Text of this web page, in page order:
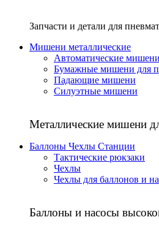
Запчасти и детали для
Мишени металлические
Автоматические мишени
Бумажные мишени для
Падающие мишени
Силуэтные мишени
Металлические мишени
Баллоны Чехлы Станции
Тактические рюкзаки
Чехлы
Чехлы для баллонов и
Баллоны и насосы